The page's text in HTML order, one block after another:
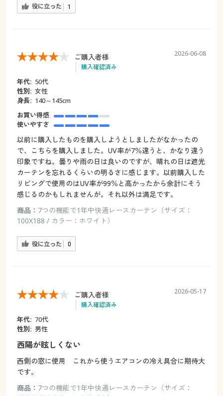
役に立った 1
ご購入者様
購入確認済み
2026-06-08
年代: 50代
性別: 女性
身長: 140～145cm
お買い得感
使いやすさ
以前に購入したものを購入しようとしましたがなかったの
で、こちらを購入しました。UV率が7％違うと、かなり違う
印象ですね。曇りや雨の日は良いのですが、晴れの日は遮光
カーテンを忘れるくらいの明るさに感じます。以前購入した
リビングで使用のはUV率が99％と高かったから余計にそう
感じるのかもしれませんが。それ以外は満足です。
商品： 7つの機能で1年中快適レースカーテン（サイズ：
100X188 / カラー：ホワイト）
役に立った 0
ご購入者様
購入確認済み
2026-05-17
年代: 70代
性別: 男性
西陽が眩しくない
西側の窓に使用 これから使うエアコンの冷え具合に期待大
です。
商品： 7つの機能で1年中快適レースカーテン（サイズ：